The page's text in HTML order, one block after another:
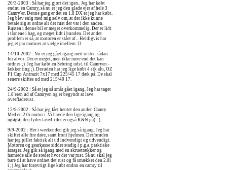
20/3-2003 : Så har jeg gjort det igen.. Jeg har købt
endnu en Camry, så nu er jeg den glade ejer af hele 3
Camry'er. Denne gang er det en 1.8 DX'er jeg har købt.
Jeg blev enig med mig selv om, at det ikke kunne
betale sig at ordne alt det rust der var i den anden.
Rusten i denne bil er meget overkommelig. Der er lidt
i tårnene i bag, og meget lidt i bunden. Det andet
problem er så, at motoren er stået af... Heldigvis har
jeg et par motorer at vælge imellem :D
14/10-2002 : Nu er jeg gået igang med rusten sådan
for alvor. Der er meget, men ikke mere end det kan
ordnes ;). Jeg har købt en Sebring udst. til Camryen -
lækker ting ;). Desuden har jeg lige købt 4 stk alu, OZ
F1 Cup Antrazit 7x17 med 225/45 17 dæk på. De skal
senere skiftes ud med 215/40 17.
24/9-2002 : Så er jeg så småt gået igang. Jeg har taget
1.8'eren ud af Camryen og er begyndt at lave
overfladerust.
12/9-2002 : Så har jeg fået hentet den anden Camry.
Med en 2.0i motor i. Vi havde den lige igang og
nøøøøj den lyder fææd. (der er også K&N på) =)
9/9-2002 : Her i weekenden gik jeg så igang. Jeg har
skiftet alle fire døre, samt front hjelmen. Derforuden
har jeg pillet faktisk alt ud indvendigt og udvendigt.
Motoren og gearkasse sidder stadig i p.g.a. praktiske
årsager. Jeg gik så igang med en skruetrækker og
hamrede alle de steder hvor der var rust. Så nu skal jeg
bare til at have ordnet det rust og få smækket den 2.0i
i ;) Jeg har forøvrigt lige købt endnu en camry til